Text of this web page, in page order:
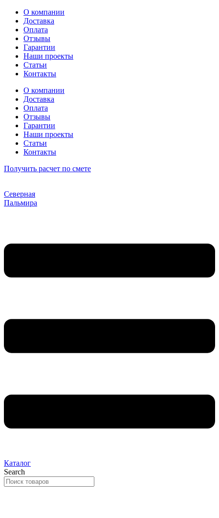
Перейти
содержимому
О компании
Доставка
Оплата
Отзывы
Гарантии
Наши проекты
Статьи
Контакты
О компании
Доставка
Оплата
Отзывы
Гарантии
Наши проекты
Статьи
Контакты
Получить расчет по смете
Северная
Пальмира
Каталог
Search